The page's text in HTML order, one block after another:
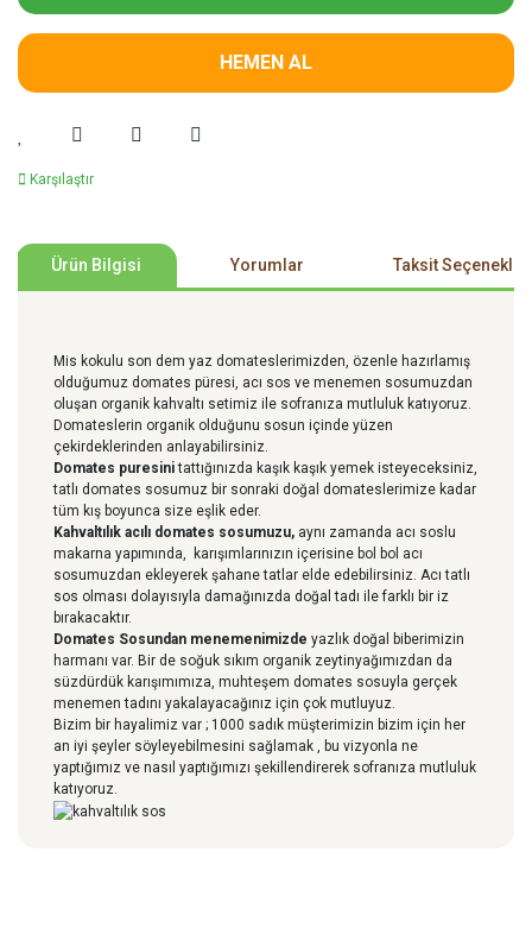
HEMEN AL
Karşılaştır
Ürün Bilgisi Yorumlar Taksit
Mis kokulu son dem yaz domateslerimizden, özenle hazırlamış
olduğumuz domates püresi, acı sos ve menemen sosumuzdan
oluşan organik kahvaltı setimiz ile sofranıza mutluluk katıyoruz.
Domateslerin organik olduğunu sosun içinde yüzen
çekirdeklerinden anlayabilirsiniz.
Domates puresinitattığınızda kaşık kaşık yemek isteyeceksiniz,
tatlı domates sosumuz bir sonraki doğal domateslerimize kadar
tüm kış boyunca size eşlik eder.
Kahvaltılık acılı domates sosumuzu, aynı zamanda acı soslu
makarna yapımında, karışımlarınızın içerisine bol bol acı
sosumuzdan ekleyerek şahane tatlar elde edebilirsiniz. Acı tatlı
sos olması dolayısıyla damağınızda doğal tadı ile farklı bir iz
bırakacaktır.
Domates Sosundan menemenimizde yazlık doğal biberimizin
harmanı var. Bir de soğuk sıkım organik zeytinyağımızdan da
süzdürdük karışımımıza, muhteşem domates sosuyla gerçek
menemen tadını yakalayacağınız için çok mutluyuz.
Bizim bir hayalimiz var ; 1000 sadık müşterimizin bizim için her
an iyi şeyler söyleyebilmesini sağlamak , bu vizyonla ne
yaptığımız ve nasıl yaptığımızı şekillendirerek sofranıza mutluluk
katıyoruz.